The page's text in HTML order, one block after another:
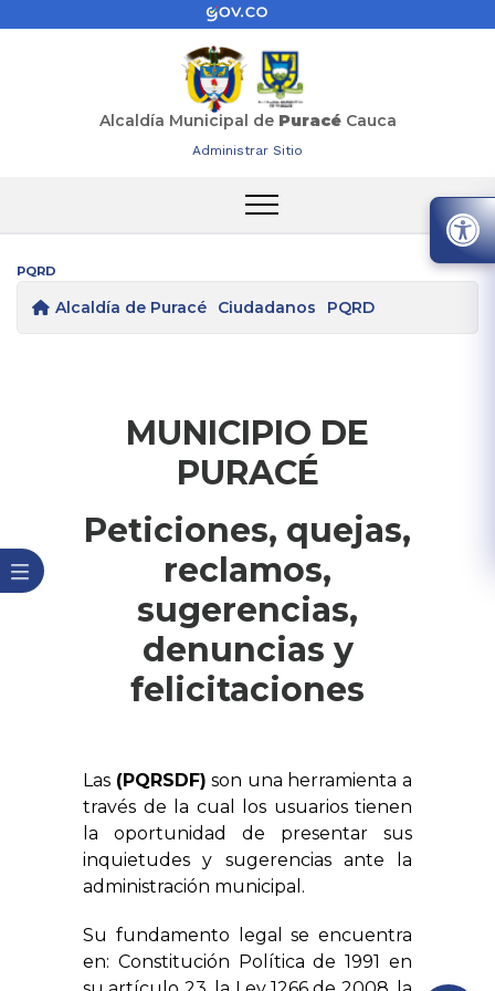
Alcaldía Municipal de Puracé Cauca
Administrar Sitio
PQRD
Alcaldía de Puracé Ciudadanos PQRD